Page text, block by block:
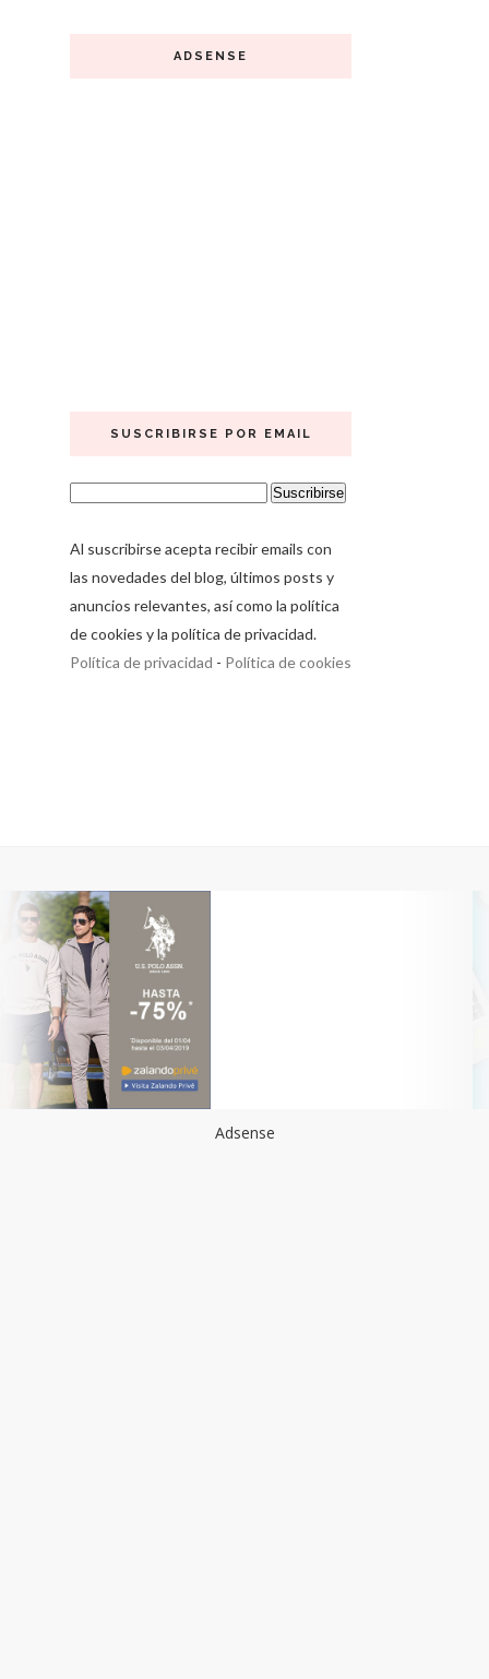
ADSENSE
SUSCRIBIRSE POR EMAIL
Al suscribirse acepta recibir emails con
las novedades del blog, últimos posts y
anuncios relevantes, así como la política
de cookies y la política de privacidad.
Política de privacidad - Política de cookies
Adsense